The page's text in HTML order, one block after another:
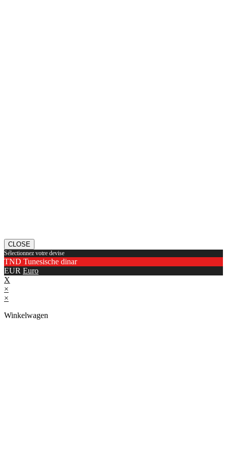
CLOSE
Sélectionnez votre devise
TND Tunesische dinar
EUR Euro
X
×
×
Winkelwagen